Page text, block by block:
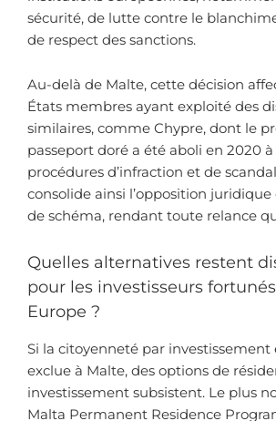
sécurité, de lutte contre le
de respect des sanctions.
Au-delà de Malte, cette décision
États membres ayant exploité des
similaires, comme Chypre, dont le
passeport doré a été aboli en 2020
procédures d’infraction et de
consolide ainsi l’opposition juridique
de schéma, rendant toute relance
Quelles alternatives restent
pour les investisseurs
Europe ?
Si la citoyenneté par investissement
exclue à Malte, des options de
investissement subsistent. Le plus
Malta Permanent Residence